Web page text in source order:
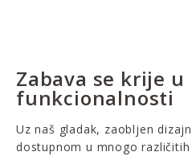
Zabava se krije u
funkcionalnosti
Uz naš gladak, zaobljen
dostupnom u mnogo